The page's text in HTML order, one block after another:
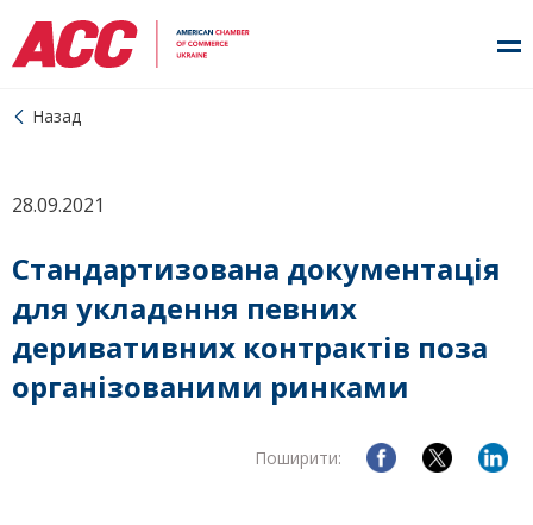
Назад
28.09.2021
Стандартизована документація
для укладення певних
деривативних контрактів поза
організованими ринками
Поширити: